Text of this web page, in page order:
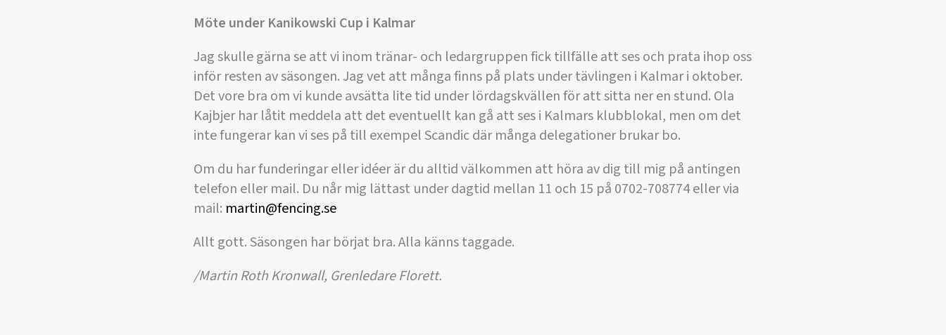
Möte under Kanikowski Cup i Kalmar
Jag skulle gärna se att vi inom tränar- och ledargruppen fick tillfälle att ses och prata ihop oss
inför resten av säsongen. Jag vet att många finns på plats under tävlingen i Kalmar i oktober.
Det vore bra om vi kunde avsätta lite tid under lördagskvällen för att sitta ner en stund. Ola
Kajbjer har låtit meddela att det eventuellt kan gå att ses i Kalmars klubblokal, men om det
inte fungerar kan vi ses på till exempel Scandic där många delegationer brukar bo.
Om du har funderingar eller idéer är du alltid välkommen att höra av dig till mig på antingen
telefon eller mail. Du når mig lättast under dagtid mellan 11 och 15 på 0702-708774 eller via
mail: martin@fencing.se
Allt gott. Säsongen har börjat bra. Alla känns taggade.
/Martin Roth Kronwall, Grenledare Florett.